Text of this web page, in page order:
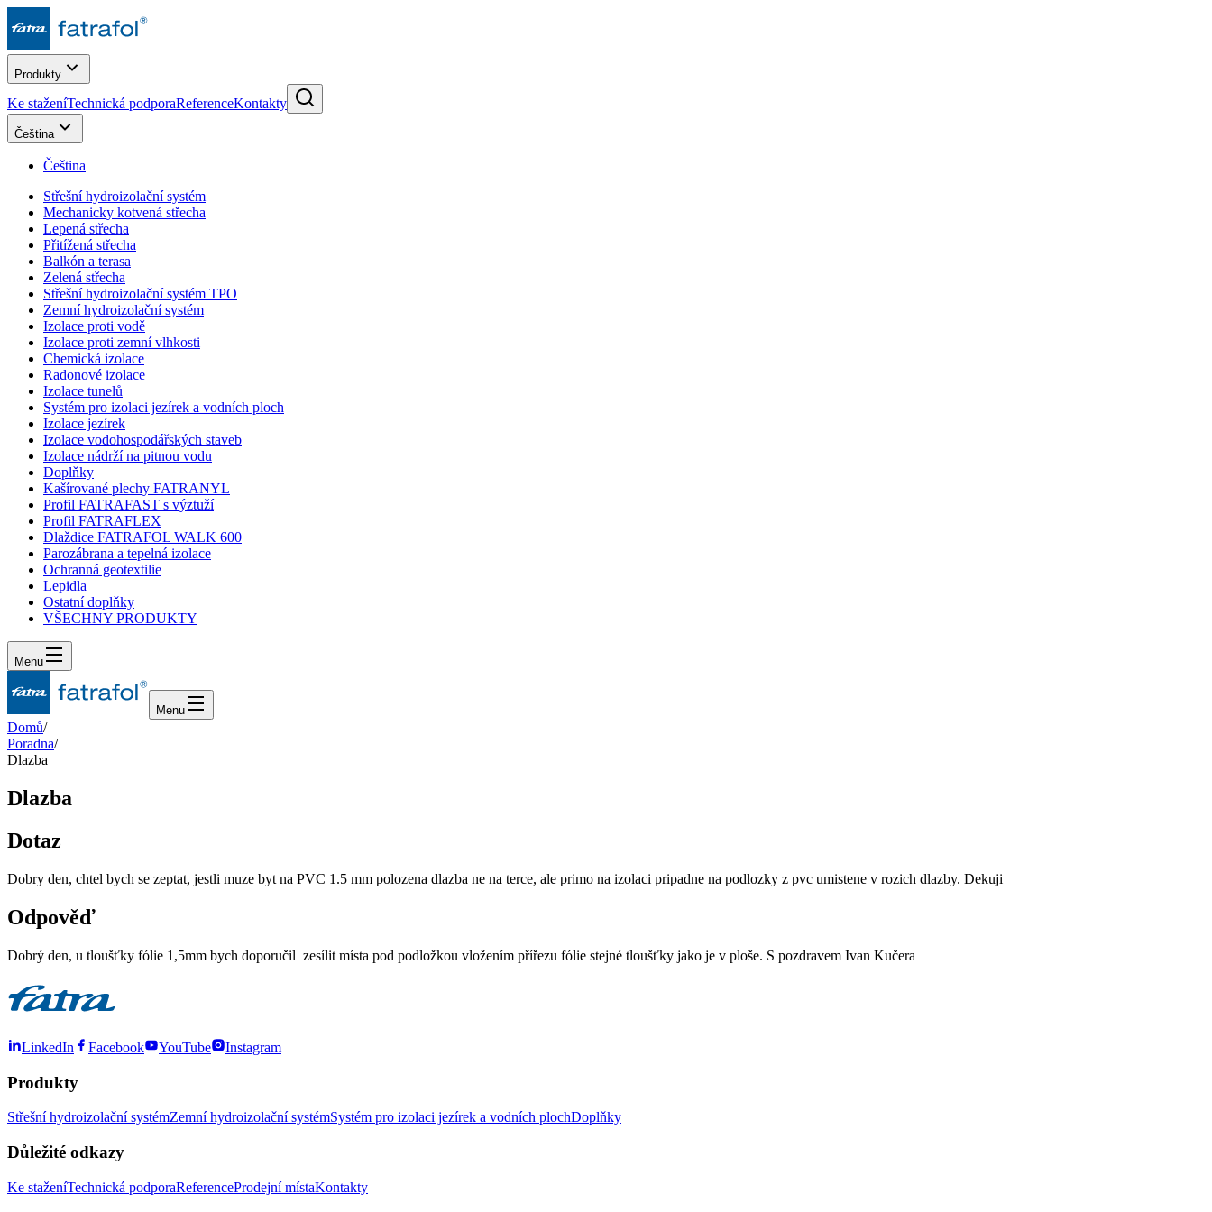
Produkty
Ke staženíTechnická podporaReferenceKontakty
Čeština
Čeština
Střešní hydroizolační systém
Mechanicky kotvená střecha
Lepená střecha
Přitížená střecha
Balkón a terasa
Zelená střecha
Střešní hydroizolační systém TPO
Zemní hydroizolační systém
Izolace proti vodě
Izolace proti zemní vlhkosti
Chemická izolace
Radonové izolace
Izolace tunelů
Systém pro izolaci jezírek a vodních ploch
Izolace jezírek
Izolace vodohospodářských staveb
Izolace nádrží na pitnou vodu
Doplňky
Kašírované plechy FATRANYL
Profil FATRAFAST s výztuží
Profil FATRAFLEX
Dlaždice FATRAFOL WALK 600
Parozábrana a tepelná izolace
Ochranná geotextilie
Lepidla
Ostatní doplňky
VŠECHNY PRODUKTY
Menu
Menu
Domů/
Poradna/
Dlazba
Dlazba
Dotaz
Dobry den, chtel bych se zeptat, jestli muze byt na PVC 1.5 mm polozena dlazba ne na terce, ale primo na izolaci pripadne na podlozky z pvc umistene v rozich dlazby. Dekuji
Odpověď
Dobrý den, u tloušťky fólie 1,5mm bych doporučil zesílit místa pod podložkou vložením přířezu fólie stejné tloušťky jako je v ploše. S pozdravem Ivan Kučera
LinkedIn Facebook YouTube Instagram
Produkty
Střešní hydroizolační systémZemní hydroizolační systémSystém pro izolaci jezírek a vodních plochDoplňky
Důležité odkazy
Ke staženíTechnická podporaReferenceProdejní místaKontakty